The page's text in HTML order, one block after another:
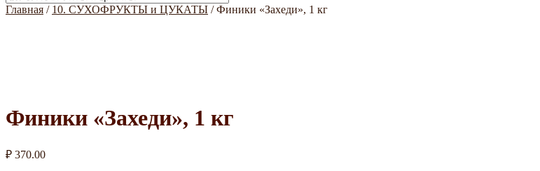
Главная / 10. СУХОФРУКТЫ и ЦУКАТЫ /Финики «Захеди», 1 кг
Финики «Захеди», 1 кг
₽ 370.00